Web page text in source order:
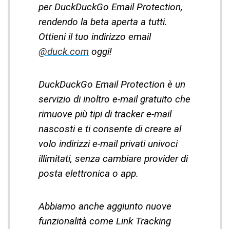
per DuckDuckGo Email Protection,
rendendo la beta aperta a tutti.
Ottieni il tuo indirizzo email
@duck.com oggi!
DuckDuckGo Email Protection è un
servizio di inoltro e-mail gratuito che
rimuove più tipi di tracker e-mail
nascosti e ti consente di creare al
volo indirizzi e-mail privati univoci
illimitati, senza cambiare provider di
posta elettronica o app.
Abbiamo anche aggiunto nuove
funzionalità come Link Tracking